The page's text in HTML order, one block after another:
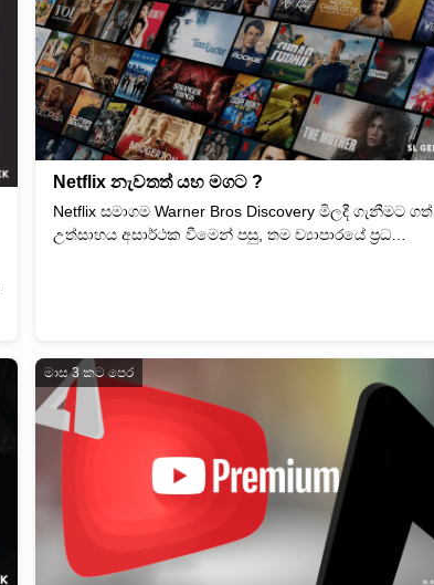
Netflix නැවතත් යහ මගට ?
Netflix සමාගම Warner Bros Discovery මිලදී ගැනීමට ගත්
උත්සාහය අසාර්ථක වීමෙන් පසු, තම ව්‍යාපාරයේ ප්‍රධ…
මාස 3 කට පෙර